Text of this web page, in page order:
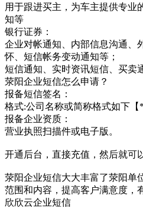
用于跟进买主，为车主提供专业
知等
银行证券：
企业对帐通知、内部信息沟通、
怀、短信帐务变动通知等；
短信通知、实时资讯短信、买卖
荥阳企业短信怎么申请？
报备短信签名：
格式:公司名称或简称格式如下【
报备企业资质：
营业执照扫描件或电子版。
开通后台，直接充值，然后就可
荥阳企业短信大大丰富了荥阳单
范围和内容，提高客户满意度，
欣欣云企业短信